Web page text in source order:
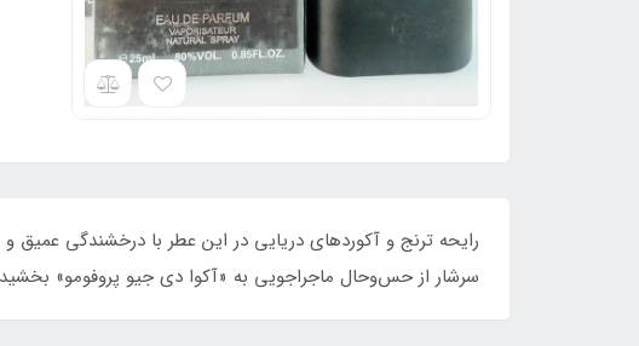
رایحه ترنج و آکوردهای دریایی در این عطر با درخشندگی عمیق
سرشار از حس‌وحال ماجراجویی به «آکوا دی جیو پروفومو»